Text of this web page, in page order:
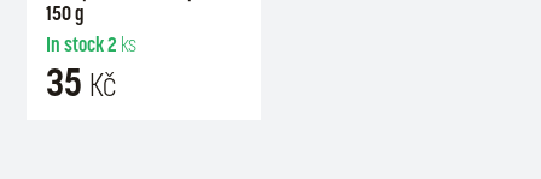
150 g
In stock2 ks
35 Kč